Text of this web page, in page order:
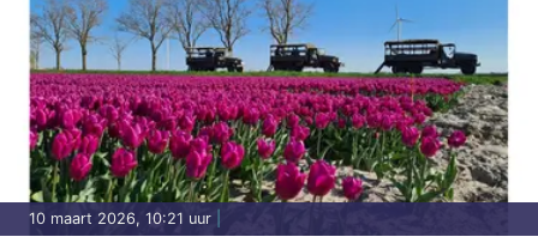
10 maart 2026, 10:21 uur